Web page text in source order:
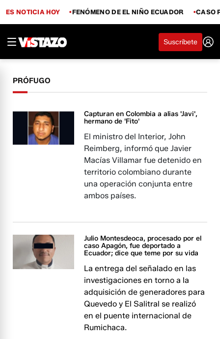
ES NOTICIA HOY FENÓMENO DE EL NIÑO ECUADOR CASO
Suscríbete
PRÓFUGO
Capturan en Colombia a alias 'Javi',
hermano de 'Fito'
El ministro del Interior, John
Reimberg, informó que Javier
Macías Villamar fue detenido en
territorio colombiano durante
una operación conjunta entre
ambos países.
Julio Montesdeoca, procesado por el
caso Apagón, fue deportado a
Ecuador; dice que teme por su vida
La entrega del señalado en las
investigaciones en torno a la
adquisición de generadores para
Quevedo y El Salitral se realizó
en el puente internacional de
Rumichaca.